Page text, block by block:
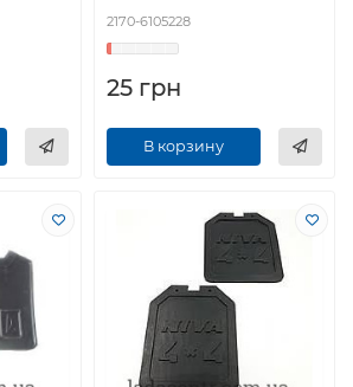
2170-6105228
25 грн
В корзину